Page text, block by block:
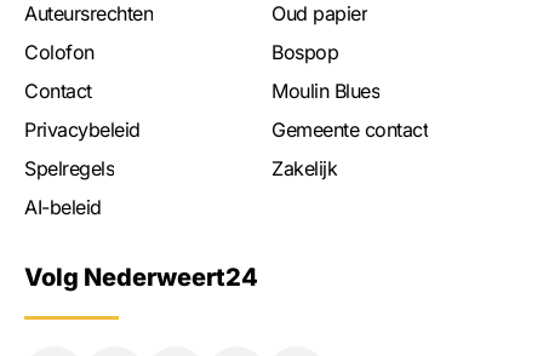
Auteursrechten
Colofon
Contact
Privacybeleid
Spelregels
AI-beleid
Oud papier
Bospop
Moulin Blues
Gemeente contact
Zakelijk
Volg Nederweert24